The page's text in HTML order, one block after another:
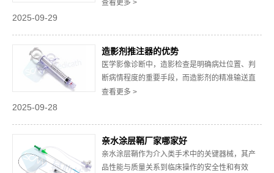
作用。其使用需遵循严格的操作规范，以保障诊
备器械检查：操作前需对导丝进行全面检查，确
认导丝型...
查看更多 >
2025-09-29
造影剂推注器的优势
医学影像诊断中，造影检查是明确病灶位置、判
断病情程度的重要手段，而造影剂的精准输送直
接影响检查结果的准确性与诊疗效率。造影剂推
势，为医疗工作者提供可靠支持。一、优化操作
流程，提升...
查看更多 >
2025-09-28
亲水涂层鞘厂家哪家好
亲水涂层鞘作为介入类手术中的关键器械，其产
品性能与质量关系到临床操作的安全性和有效